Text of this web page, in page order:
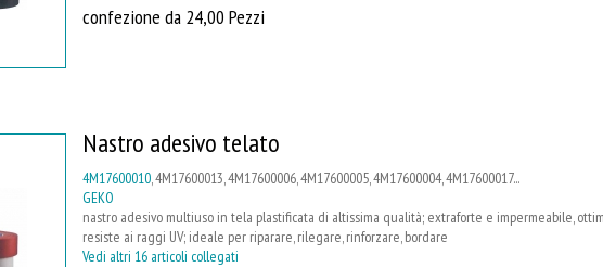
confezione da 24,00 Pezzi
Nastro adesivo telato
4M17600010, 4M17600013, 4M17600006, 4M17600005, 4M17600004, 4M17600017...
GEKO
nastro adesivo multiuso in tela plastificata di altissima qualità; extraforte e impermeabile,
resiste ai raggi UV; ideale per riparare, rilegare, rinforzare, bordare
Vedi altri 16 articoli collegati